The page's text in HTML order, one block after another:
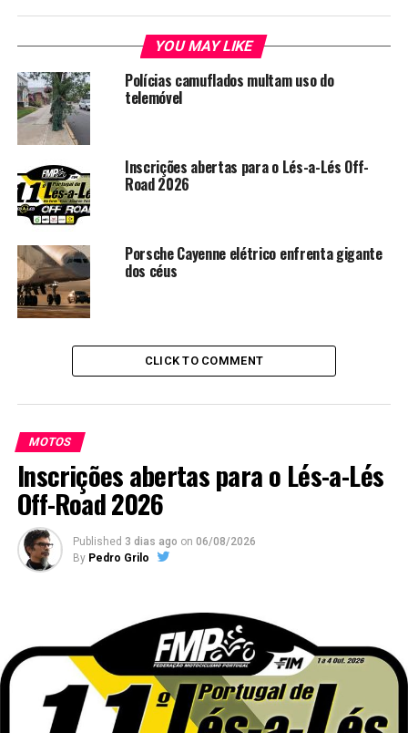
YOU MAY LIKE
Polícias camuflados multam uso do
telemóvel
Inscrições abertas para o Lés-a-Lés Off-
Road 2026
Porsche Cayenne elétrico enfrenta gigante
dos céus
CLICK TO COMMENT
MOTOS
Inscrições abertas para o Lés-a-Lés
Off-Road 2026
Published 3 dias ago on 06/08/2026
By Pedro Grilo